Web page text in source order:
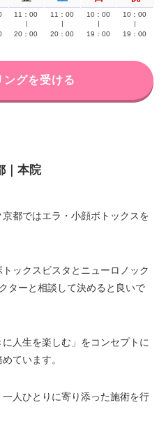
11：00
20：00
11：00
20：00
10：00
19：00
10：00
19：00
ングを受ける
｜本院
都ではエラ・小顔ボトックスを
ックスビスタとニューロノック
ターと相談して決めると良いで
に人生を楽しむ」をコンセプトに
ています。
人ひとりに寄り添った施術を行